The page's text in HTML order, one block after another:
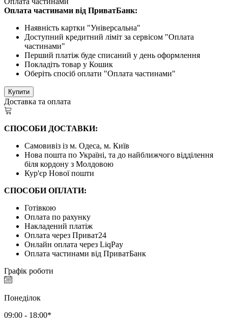
Оплата частинами від ПриватБанк:
Наявність картки "Універсальна"
Доступний кредитний ліміт за сервісом "Оплата
частинами"
Перший платіж буде списаний у день оформлення
Покладіть товар у Кошик
Оберіть спосіб оплати "Оплата частинами"
Купити
Доставка та оплата
СПОСОБИ ДОСТАВКИ:
Самовивіз із м. Одеса, м. Київ
Нова пошта по Україні, та до найближчого відділення
біля кордону з Молдовою
Кур'єр Нової пошти
СПОСОБИ ОПЛАТИ:
Готівкою
Оплата по рахунку
Накладений платіж
Оплата через Приват24
Онлайн оплата через LiqPay
Оплата частинами від ПриватБанк
Графік роботи
Понеділок
09:00 - 18:00*